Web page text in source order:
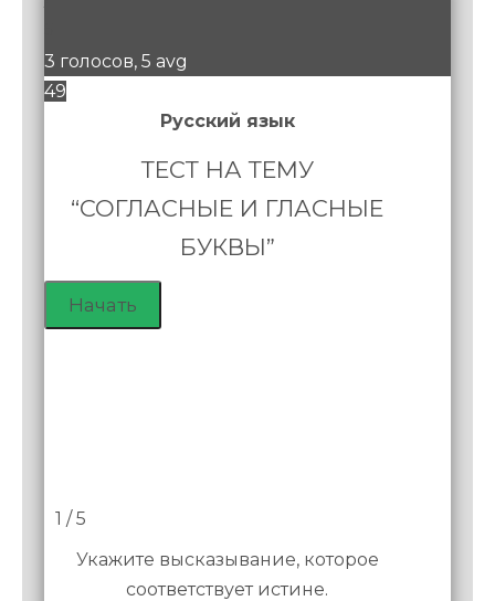
3 голосов, 5 avg
49
Русский язык
ТЕСТ НА ТЕМУ
“СОГЛАСНЫЕ И ГЛАСНЫЕ
БУКВЫ”
1 / 5
Укажите высказывание, которое
соответствует истине.